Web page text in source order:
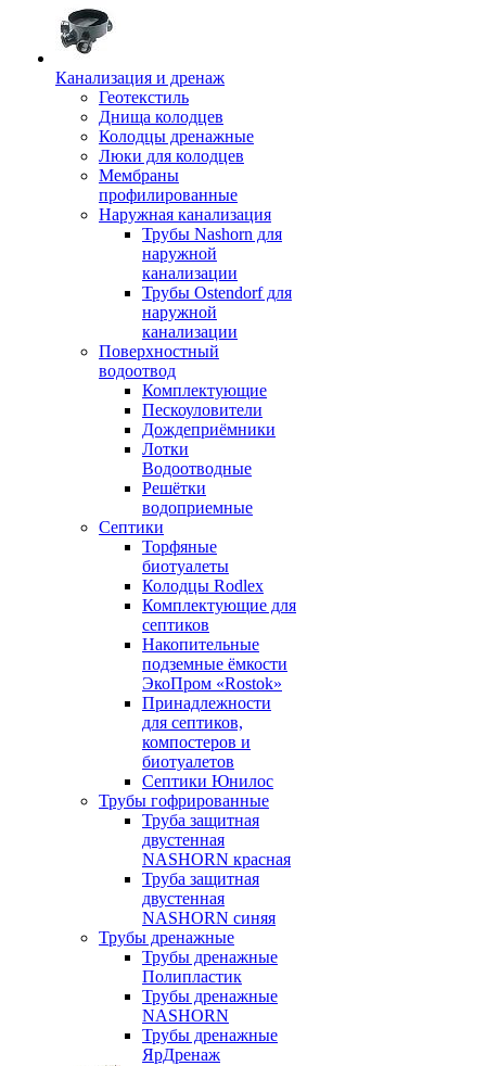
Канализация и дренаж
Геотекстиль
Днища колодцев
Колодцы дренажные
Люки для колодцев
Мембраны
профилированные
Наружная канализация
Трубы Nashorn для
наружной
канализации
Трубы Ostendorf для
наружной
канализации
Поверхностный
водоотвод
Комплектующие
Пескоуловители
Дождеприёмники
Лотки
Водоотводные
Решётки
водоприемные
Септики
Торфяные
биотуалеты
Колодцы Rodlex
Комплектующие для
септиков
Накопительные
подземные ёмкости
ЭкоПром «Rostok»
Принадлежности
для септиков,
компостеров и
биотуалетов
Септики Юнилос
Трубы гофрированные
Труба защитная
двустенная
NASHORN красная
Труба защитная
двустенная
NASHORN синяя
Трубы дренажные
Трубы дренажные
Полипластик
Трубы дренажные
NASHORN
Трубы дренажные
ЯрДренаж